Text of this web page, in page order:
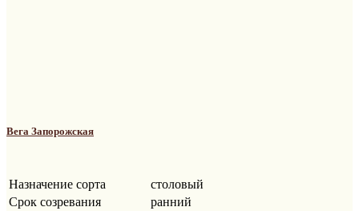
Вега Запорожская
Назначение сорта
столовый
Срок созревания
ранний